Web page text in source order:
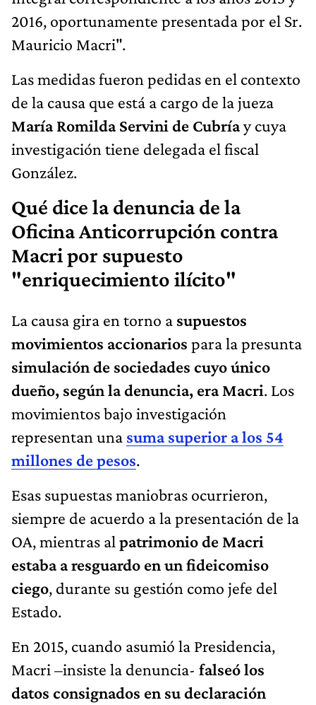
2016, oportunamente presentada por el Sr.
Mauricio Macri".
Las medidas fueron pedidas en el contexto
de la causa que está a cargo de la jueza
María Romilda Servini de Cubríay cuya
investigación tiene delegada el fiscal
González.
Qué dice la denuncia de la
Oficina Anticorrupción contra
Macri por supuesto
"enriquecimiento ilícito"​
La causa gira en torno a supuestos
movimientos accionarios para la presunta
simulación de sociedades cuyo único
dueño, según la denuncia, era Macri. Los
movimientos bajo investigación
representan una suma superior a los 54
millones de pesos.
Esas supuestas maniobras ocurrieron,
siempre de acuerdo a la presentación de la
OA, mientras al patrimonio de Macri
estaba a resguardo en un fideicomiso
ciego, durante su gestión como jefe del
Estado.
En 2015, cuando asumió la Presidencia,
Macri –insiste la denuncia- falseó los
datos consignados en su declaración